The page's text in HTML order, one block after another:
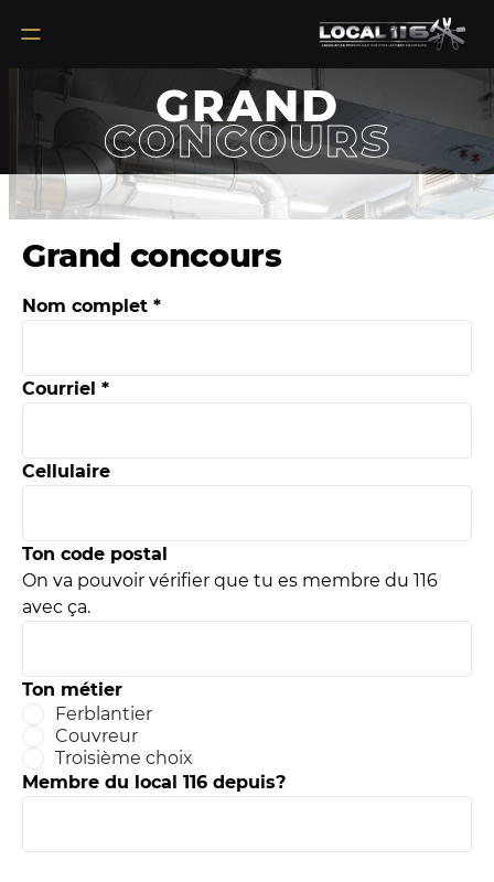
GRAND
CONCOURS
Grand concours
Nom complet *
Courriel *
Cellulaire
Ton code postal
On va pouvoir vérifier que tu es membre du 116
avec ça.
Ton métier
Ferblantier
Couvreur
Troisième choix
Membre du local 116 depuis?